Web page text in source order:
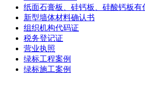
纸面石膏板、硅钙板、硅酸钙板有
新型墙体材料确认书
组织机构代码证
税务登记证
营业执照
绿标工程案例
绿标施工案例